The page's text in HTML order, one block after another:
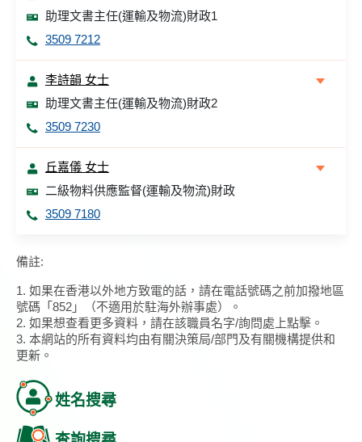
助理文書主任(運輸及物流)財政1
3509 7212
李詩韻 女士
助理文書主任(運輸及物流)財政2
3509 7230
丘嘉儀 女士
二級物料供應監督(運輸及物流)財政
3509 7180
備註:
1. 如果在香港以外地方致電的話，請在電話號碼之前加撥地區
號碼「852」（不適用於駐海外辦事處）。
2. 如果想查看更多資料，請在該職員名字/詢問處上點擊。
3. 本網站的所有資料均由有關決策局/部門及有關機構提供和
更新。
姓名搜尋